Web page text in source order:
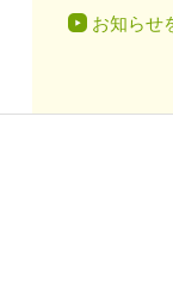
お知らせ